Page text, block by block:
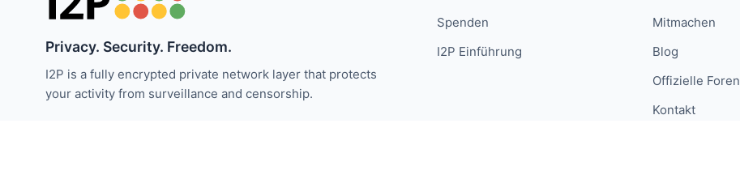
Privacy. Security. Freedom.
I2P is a fully encrypted private network layer that protects
your activity from surveillance and censorship.
Spenden
I2P Einführung
Mitmachen
Blog
Offizielle Foren
Kontakt